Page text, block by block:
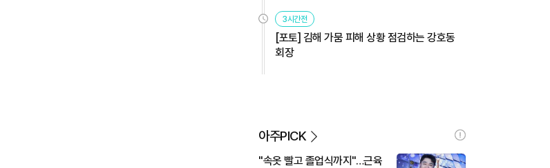
3시간전
[포토] 김해 가뭄 피해 상황 점검하는 강호동
회장
아주PICK
"속옷 빨고 졸업식까지"…근육